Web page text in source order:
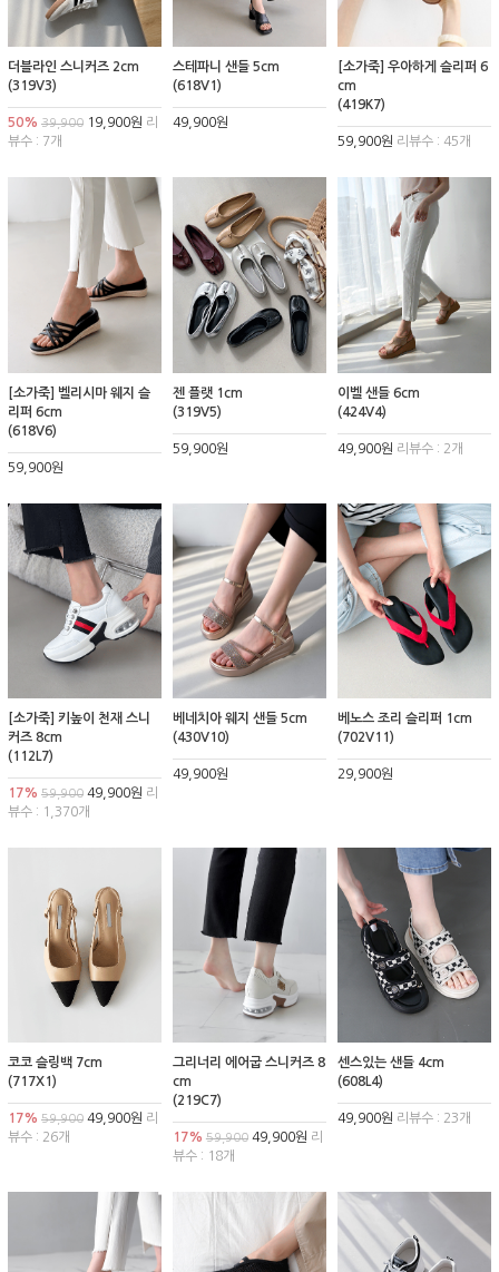
더블라인 스니커즈 2cm
(319V3)
50% 39,900 19,900원 리
뷰수 : 7개
스테파니 샌들 5cm
(618V1)
49,900원
[소가죽] 우아하게 슬리퍼 6
cm
(419K7)
59,900원 리뷰수 : 45개
[소가죽] 벨리시마 웨지 슬
리퍼 6cm
(618V6)
59,900원
젠 플랫 1cm
(319V5)
59,900원
이벨 샌들 6cm
(424V4)
49,900원 리뷰수 : 2개
[소가죽] 키높이 천재 스니
커즈 8cm
(112L7)
17% 59,900 49,900원 리
뷰수 : 1,370개
베네치아 웨지 샌들 5cm
(430V10)
49,900원
베노스 조리 슬리퍼 1cm
(702V11)
29,900원
코코 슬링백 7cm
(717X1)
17% 59,900 49,900원 리
뷰수 : 26개
그리너리 에어굽 스니커즈 8
cm
(219C7)
17% 59,90049,900원 리
뷰수 : 18개
센스있는 샌들 4cm
(608L4)
49,900원 리뷰수 : 23개